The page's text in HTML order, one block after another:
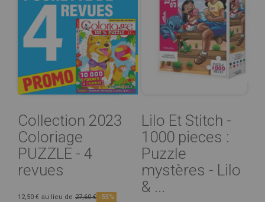
Collection 2023
Coloriage
PUZZLE - 4
revues
12,50 € au lieu de 27,60 € -55%
Lilo Et Stitch -
1000 pieces :
Puzzle
mystères - Lilo
& ...